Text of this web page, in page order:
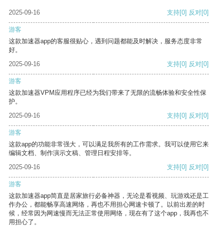
2025-09-16 支持[0] 反对[0]
游客
这款加速器app的客服很贴心，遇到问题都能及时解决，服务态度非常
好。
2025-09-16
支持[0] 反对[0]
游客
这款加速器VPM应用程序已经为我们带来了无限的流畅体验和安全性保
护。
2025-09-16
支持[0] 反对[0]
游客
这款app的功能非常强大，可以满足我所有的工作需求。我可以使用它来
编辑文档、制作演示文稿、管理日程安排等。
2025-09-16
支持[0] 反对[0]
游客
这款加速器app简直是居家旅行必备神器，无论是看视频、玩游戏还是工
作办公，都能畅享高速网络，再也不用担心网速卡顿了。以前出差的时
候，经常因为网速慢而无法正常使用网络，现在有了这个app，我再也不
用担心了。